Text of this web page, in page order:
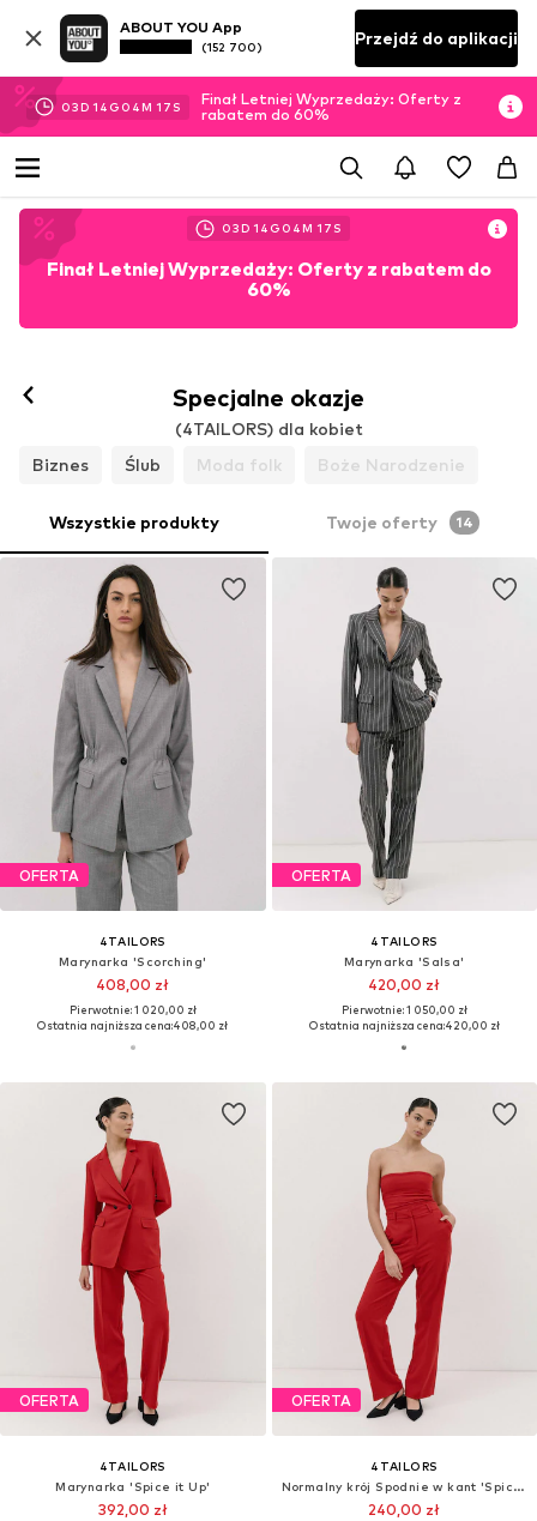
ABOUT YOU App
(152 700) Przejdź do aplikacji
03D 14 G 04M 15 S
Finał Letniej Wyprzedaży: Oferty z
rabatem do 60%
03D 14 G 04M 15 S
Finał Letniej Wyprzedaży: Oferty z rabatem do
60%
Specjalne okazje
(4TAILORS) dla kobiet
Biznes
Ślub Moda folk Boże Narodzenie
Wszystkie produkty Twoje oferty 14
OFERTA
4TAILORS
Marynarka 'Scorching'
408,00 zł
Pierwotnie: 1 020,00 zł
Ostatnia najniższa cena:408,00 zł
OFERTA
4TAILORS
Marynarka 'Salsa'
420,00 zł
Pierwotnie: 1 050,00 zł
Ostatnia najniższa cena:420,00 zł
OFERTA
4TAILORS
Marynarka 'Spice it Up'
392,00 zł
OFERTA
4TAILORS
Normalny krój Spodnie w kant 'Spice it Up'
240,00 zł